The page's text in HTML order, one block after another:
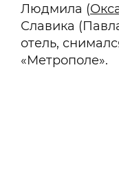
Людмила (
Славика
отель,
«Метрополе».